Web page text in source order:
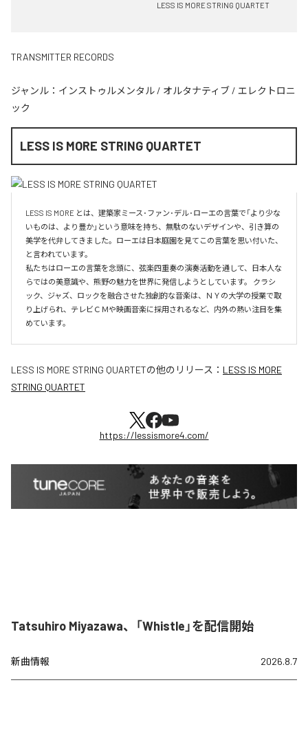
LESS IS MORE STRING QUARTET
TRANSMITTER RECORDS
ジャンル： インストゥルメンタル / オルタナティブ / エレクトロニ
ック
LESS IS MORE STRING QUARTET
LESS IS MORE とは、建築家ミース･ファン･デル･ローエの言葉で「より少な
いものは、より豊か」という意味を持ち、無駄のないデザインや、引き算の
美学を代弁してきました。ローエは日本庭園を見てこの言葉を思い付いた、
と言われています。
私たちはローエの言葉を念頭に、弦楽四重奏の演奏活動を通して、日本人な
らではの美意識や、熊野の魅力を世界に発信しようとしています。 クラシ
ック、ジャズ、ロックを融合させた独創的な音楽は、ＮＹの大学の授業で取
り上げられ、テレビＣＭや映画音楽に採用されるなど、内外の熱い注目を集
めています。
LESS IS MORE STRING QUARTETの他のリリース： LESS IS MORE
STRING QUARTET
https://lessismore4.com/
Tatsuhiro Miyazawa、「Whistle」を配信開始
新曲情報 2026.8.7